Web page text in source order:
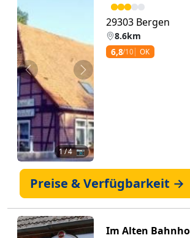
Zurück Weiter
1/ 4 📷
29303 Bergen
8.6km
6,8/10 OK
Preise & Verfügbarkeit →
Im Alten